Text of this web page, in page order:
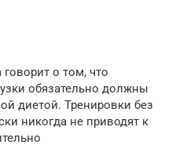
о том, что
обязательно должны
диетой. Тренировки без
никогда не приводят к